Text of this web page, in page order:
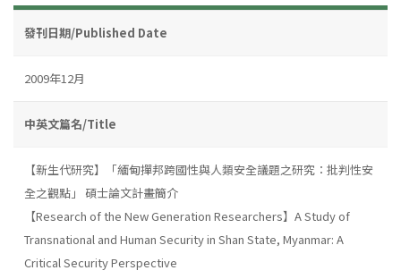
發刊日期/Published Date
2009年12月
中英文篇名/Title
【新生代研究】「緬甸撣邦跨國性與人類安全議題之研究：批判性安
全之觀點」 碩士論文計畫簡介
【Research of the New Generation Researchers】A Study of
Transnational and Human Security in Shan State, Myanmar: A
Critical Security Perspective